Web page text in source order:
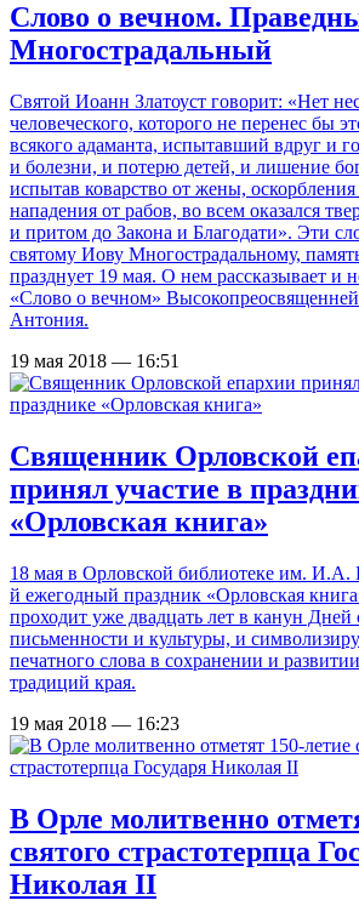
Слово о вечном.
Многострадальный
Святой Иоанн Златоуст говорит: «Нет
человеческого, которого не перенес бы
всякого адаманта, испытавший вдруг и
и болезни, и потерю детей, и лишение
испытав коварство от жены, оскорбления
нападения от рабов, во всем оказался
и притом до Закона и Благодати». Эти
святому Иову Многострадальному,
празднует 19 мая. О нем рассказывает и
«Слово о вечном»
Антония.
19 мая 2018 — 16:51
Священник Орловской
принял участие в
«Орловская книга»
18 мая в Орловской библиотеке им. И.А.
й ежегодный праздник «Орловская
проходит уже двадцать лет в канун Дней
письменности и культуры, и
печатного слова в сохранении и
традиций края.
19 мая 2018 — 16:23
В Орле молитвенно
святого страстотерпца
Николая II